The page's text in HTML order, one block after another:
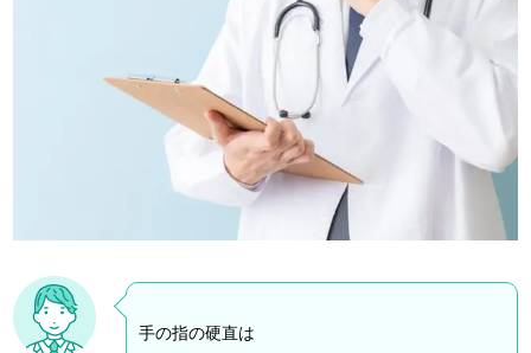
手の指の硬直は